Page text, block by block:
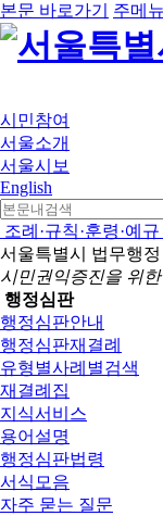
본문 바로가기 주메
시민참여
서울소개
서울시보
English
조례·규칙·훈령·예규
서울특별시 법무행
시민권익증진을 위한
행정심판
행정심판안내
행정심판재결례
유형별사례별검색
재결례집
지식서비스
용어설명
행정심판법령
서식모음
자주 묻는 질문